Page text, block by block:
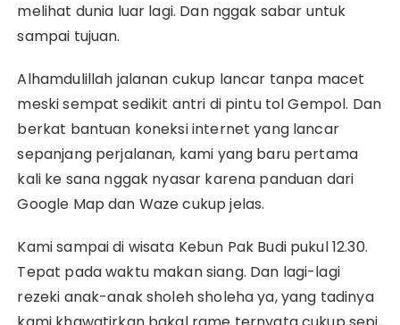
melihat dunia luar lagi. Dan nggak sabar untuk
sampai tujuan.
Alhamdulillah jalanan cukup lancar tanpa macet
meski sempat sedikit antri di pintu tol Gempol. Dan
berkat bantuan koneksi internet yang lancar
sepanjang perjalanan, kami yang baru pertama
kali ke sana nggak nyasar karena panduan dari
Google Map dan Waze cukup jelas.
Kami sampai di wisata Kebun Pak Budi pukul 12.30.
Tepat pada waktu makan siang. Dan lagi-lagi
rezeki anak-anak sholeh sholeha ya, yang tadinya